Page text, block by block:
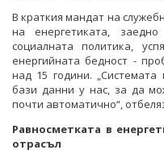
В краткия мандат на
на енергетиката,
социалната политика,
енергийната бедност -
над 15 години.
бази данни у нас, за да
почти автоматично“,
Равносметката в
отрасъл